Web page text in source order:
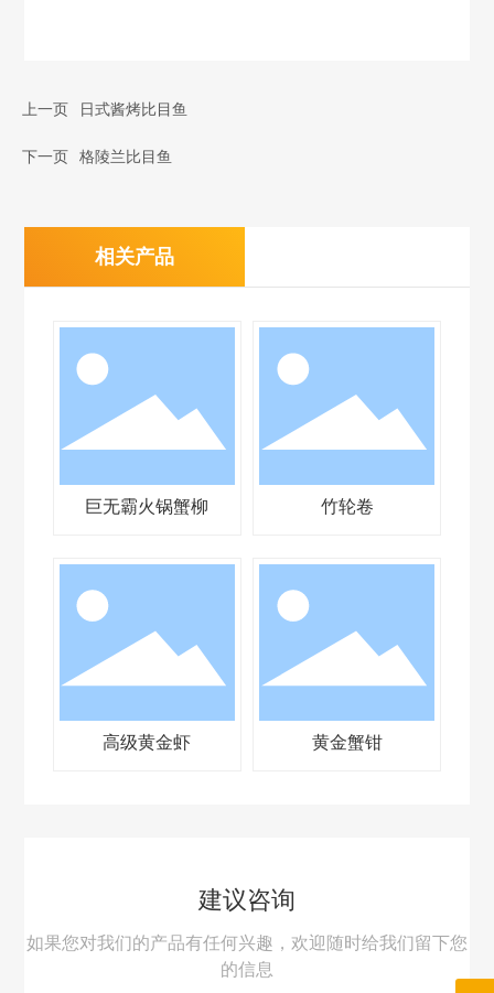
上一页 日式酱烤比目鱼
下一页 格陵兰比目鱼
相关产品
巨无霸火锅蟹柳 竹轮卷
高级黄金虾 黄金蟹钳
建议咨询
如果您对我们的产品有任何兴趣，欢迎随时给我们留下您
的信息